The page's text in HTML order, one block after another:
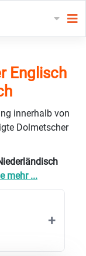
Englisch
innerhalb von
Dolmetscher
mehr ...